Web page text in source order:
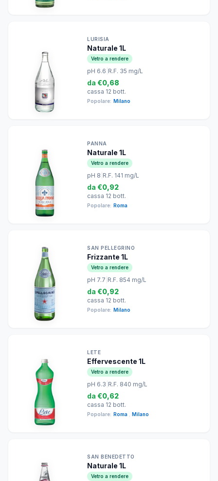
LURISIA
Naturale 1L
Vetro a rendere
pH 6.6 R.F. 35 mg/L
da €0,68
cassa 12 bott.
Popolare: Milano
PANNA
Naturale 1L
Vetro a rendere
pH 8 R.F. 141 mg/L
da €0,92
cassa 12 bott.
Popolare: Roma
SAN PELLEGRINO
Frizzante 1L
Vetro a rendere
pH 7.7 R.F. 854 mg/L
da €0,92
cassa 12 bott.
Popolare: Milano
LETE
Effervescente 1L
Vetro a rendere
pH 6.3 R.F. 840 mg/L
da €0,62
cassa 12 bott.
Popolare: Roma Milano
SAN BENEDETTO
Naturale 1L
Vetro a rendere